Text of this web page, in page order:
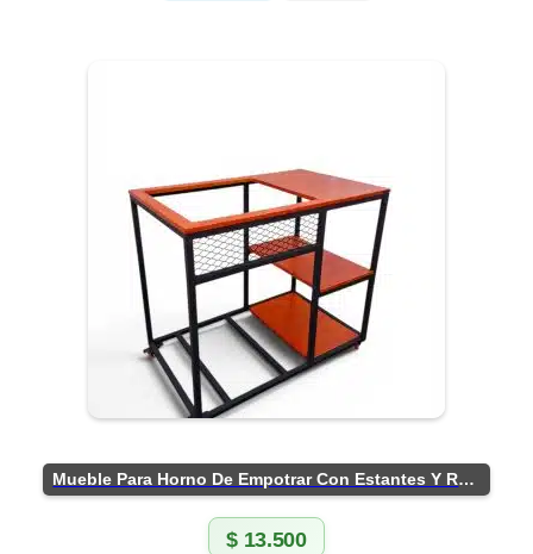
Mueble Para Horno De Empotrar Con Estantes Y Ruedas
$13.500